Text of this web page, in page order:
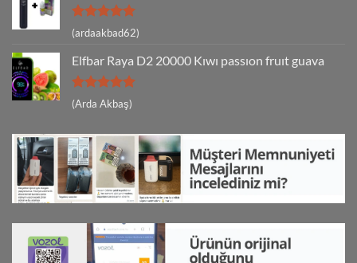
5 üzerinden
5
(ardaakbad62)
Elfbar Raya D2 20000 Kıwı passıon fruıt guava
5 üzerinden
5
(Arda Akbaş)